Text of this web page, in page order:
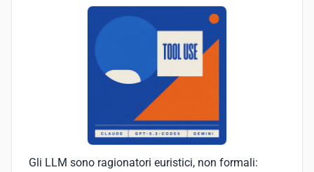
Gli LLM sono ragionatori euristici, non formali: